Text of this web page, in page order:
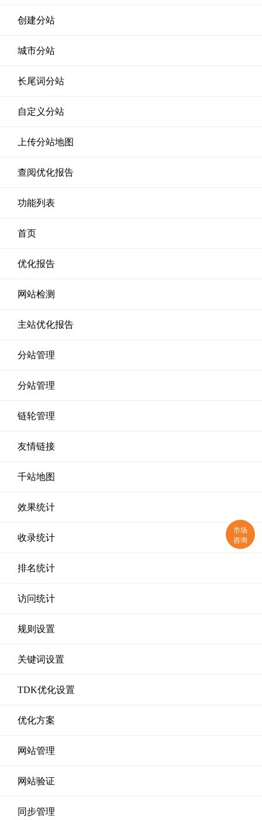
创建分站
城市分站
长尾词分站
自定义分站
上传分站地图
查阅优化报告
功能列表
首页
优化报告
网站检测
主站优化报告
分站管理
分站管理
链轮管理
友情链接
千站地图
效果统计
收录统计
排名统计
访问统计
规则设置
关键词设置
TDK优化设置
优化方案
网站管理
网站验证
同步管理
市场
咨询